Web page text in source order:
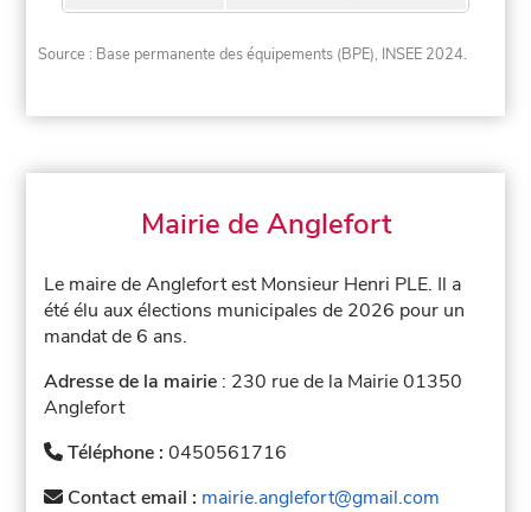
Source : Base permanente des équipements (BPE), INSEE 2024.
Mairie de Anglefort
Le maire de Anglefort est Monsieur Henri PLE. Il a
été élu aux élections municipales de 2026 pour un
mandat de 6 ans.
Adresse de la mairie : 230 rue de la Mairie 01350
Anglefort
Téléphone :0450561716
Contact email : mairie.anglefort@gmail.com